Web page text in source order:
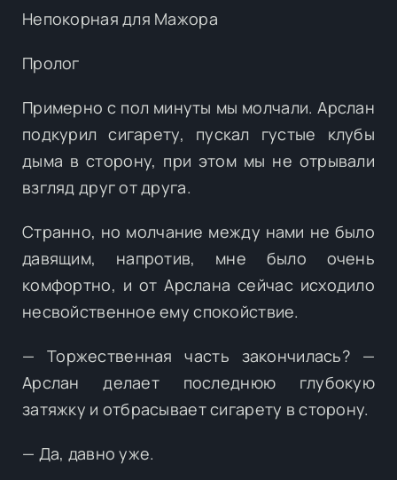
Непокорная для Мажора
Пролог
Примерно с пол минуты мы молчали. Арслан
подкурил сигарету, пускал густые клубы
дыма в сторону, при этом мы не отрывали
взгляд друг от друга.
Странно, но молчание между нами не было
давящим, напротив, мне было очень
комфортно, и от Арслана сейчас исходило
несвойственное ему спокойствие.
— Торжественная часть закончилась? —
Арслан делает последнюю глубокую
затяжку и отбрасывает сигарету в сторону.
— Да, давно уже.